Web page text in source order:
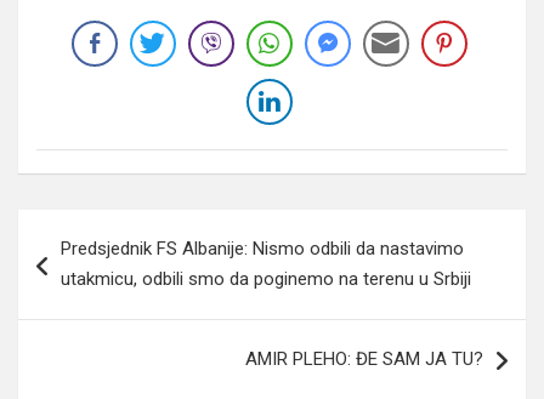
članaka
Predsjednik FS Albanije: Nismo odbili da nastavimo
utakmicu, odbili smo da poginemo na terenu u Srbiji
AMIR PLEHO: ĐE SAM JA TU?